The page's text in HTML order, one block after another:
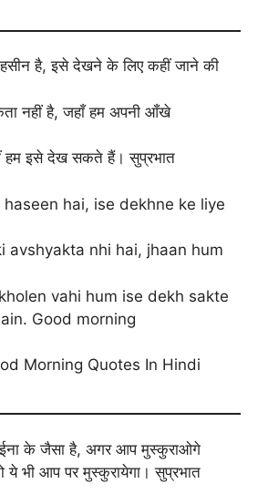
है, इसे देखने के लिए कहीं जाने की
नहीं है, जहाँ हम अपनी आँखे
हम इसे देख सकते हैं। सुप्रभात
hai, ise dekhne ke liye
avshyakta nhi hai, jhaan hum
vahi hum ise dekh sakte
Good morning
Morning Quotes In Hindi
के जैसा है, अगर आप मुस्कुराओगे
भी आप पर मुस्कुरायेगा। सुप्रभात